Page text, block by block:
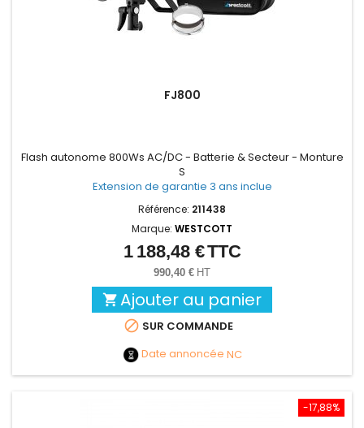
FJ800
Flash autonome 800Ws AC/DC - Batterie & Secteur - Monture
S
Extension de garantie 3 ans inclue
Référence: 211438
Marque: WESTCOTT
Prix
1 188,48 €TTC
990,40 € HT
 Ajouter au panier
 SUR COMMANDE
Date annoncée NC
-17,88%